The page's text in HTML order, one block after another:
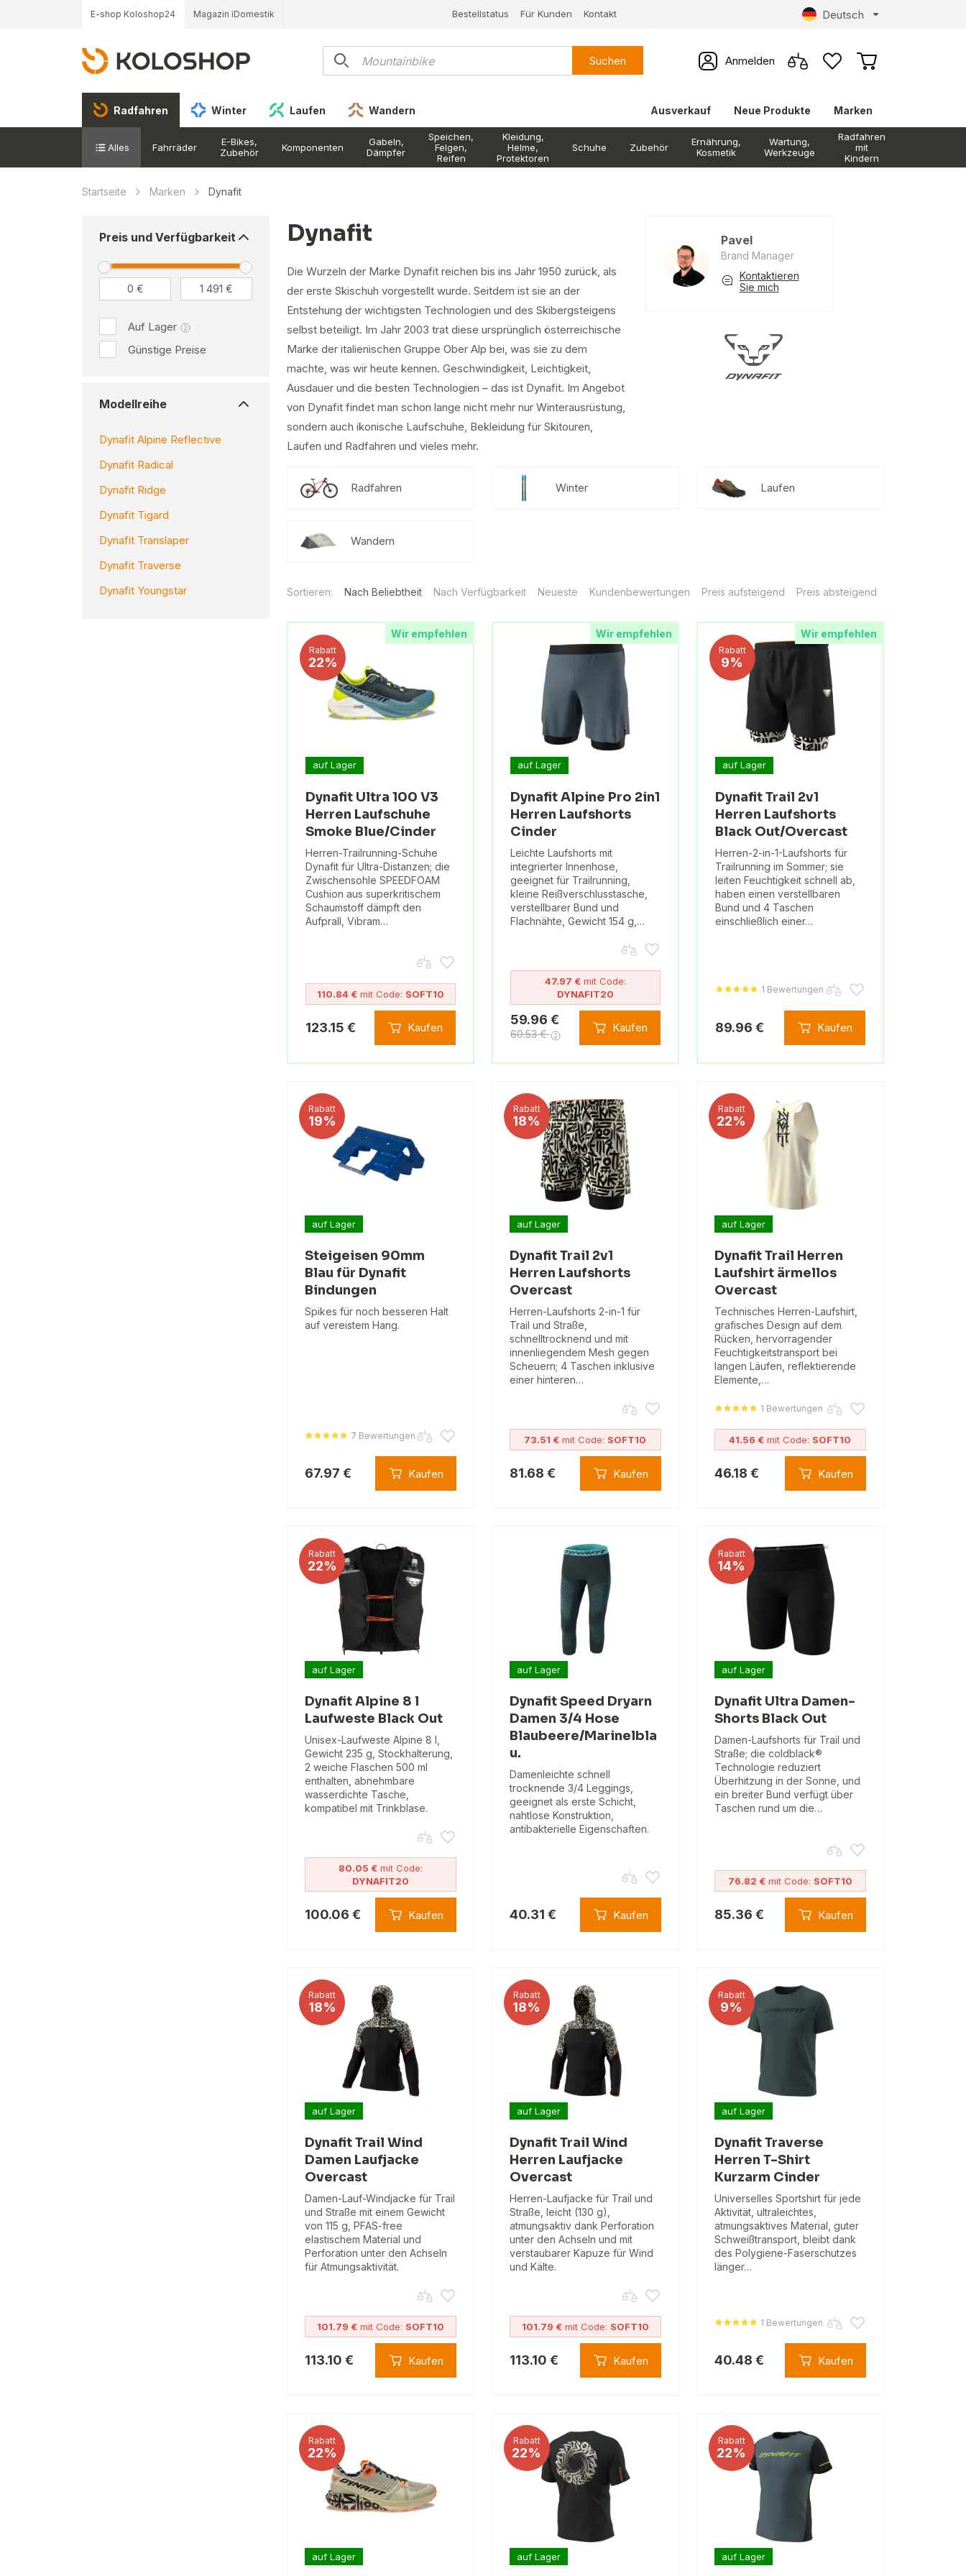
E-shop Koloshop24 Magazin iDomestik Bestellstatus Für Kunden Kontakt Deutsch
Suchen Anmelden
Radfahren Winter Laufen Wandern Ausverkauf Neue Produkte Marken
Alles Fahrräder
E-Bikes,
Zubehör
Komponenten
Gabeln,
Dämpfer
Speichen,
Felgen,
Reifen
Kleidung,
Helme,
Protektoren
Schuhe Zubehör
Ernährung,
Kosmetik
Wartung,
Werkzeuge
Radfahren
mit
Kindern
Startseite Marken Dynafit
Preis und Verfügbarkeit
Auf Lager
Günstige Preise
Modellreihe
Dynafit Alpine Reflective
Dynafit Radical
Dynafit Ridge
Dynafit Tigard
Dynafit Translaper
Dynafit Traverse
Dynafit Youngstar
Dynafit
Die Wurzeln der Marke Dynafit reichen bis ins Jahr 1950 zurück, als
der erste Skischuh vorgestellt wurde. Seitdem ist sie an der
Entstehung der wichtigsten Technologien und des Skibergsteigens
selbst beteiligt. Im Jahr 2003 trat diese ursprünglich österreichische
Marke der italienischen Gruppe Ober Alp bei, was sie zu dem
machte, was wir heute kennen. Geschwindigkeit, Leichtigkeit,
Ausdauer und die besten Technologien – das ist Dynafit. Im Angebot
von Dynafit findet man schon lange nicht mehr nur Winterausrüstung,
sondern auch ikonische Laufschuhe, Bekleidung für Skitouren,
Laufen und Radfahren und vieles mehr.
Pavel
Brand Manager
Kontaktieren
Sie mich
Radfahren Winter Laufen
Wandern
Sortieren: Nach Beliebtheit Nach Verfügbarkeit Neueste Kundenbewertungen Preis aufsteigend Preis absteigend
Wir empfehlen
Rabatt
22%
auf Lager
Dynafit Ultra 100 V3
Herren Laufschuhe
Smoke Blue/Cinder
Herren-Trailrunning-Schuhe
Dynafit für Ultra-Distanzen; die
Zwischensohle SPEEDFOAM
Cushion aus superkritischem
Schaumstoff dämpft den
Aufprall, Vibram…
110.84 €mit Code: SOFT10
123.15 € Kaufen
Wir empfehlen
auf Lager
Dynafit Alpine Pro 2in1
Herren Laufshorts
Cinder
Leichte Laufshorts mit
integrierter Innenhose,
geeignet für Trailrunning,
kleine Reißverschlusstasche,
verstellbarer Bund und
Flachnähte, Gewicht 154 g,…
47.97 €mit Code:
DYNAFIT20
59.96 €
60.53 € Kaufen
Wir empfehlen
Rabatt
9%
auf Lager
Dynafit Trail 2v1
Herren Laufshorts
Black Out/Overcast
Herren-2-in-1-Laufshorts für
Trailrunning im Sommer; sie
leiten Feuchtigkeit schnell ab,
haben einen verstellbaren
Bund und 4 Taschen
einschließlich einer…
1 Bewertungen
89.96 € Kaufen
Rabatt
19%
auf Lager
Steigeisen 90mm
Blau für Dynafit
Bindungen
Spikes für noch besseren Halt
auf vereistem Hang.
7 Bewertungen
67.97 € Kaufen
Rabatt
18%
auf Lager
Dynafit Trail 2v1
Herren Laufshorts
Overcast
Herren-Laufshorts 2-in-1 für
Trail und Straße,
schnelltrocknend und mit
innenliegendem Mesh gegen
Scheuern; 4 Taschen inklusive
einer hinteren…
73.51 € mit Code: SOFT10
81.68 € Kaufen
Rabatt
22%
auf Lager
Dynafit Trail Herren
Laufshirt ärmellos
Overcast
Technisches Herren-Laufshirt,
grafisches Design auf dem
Rücken, hervorragender
Feuchtigkeitstransport bei
langen Läufen, reflektierende
Elemente,…
1 Bewertungen
41.56 € mit Code: SOFT10
46.18 € Kaufen
Rabatt
22%
auf Lager
Dynafit Alpine 8 l
Laufweste Black Out
Unisex-Laufweste Alpine 8 l,
Gewicht 235 g, Stockhalterung,
2 weiche Flaschen 500 ml
enthalten, abnehmbare
wasserdichte Tasche,
kompatibel mit Trinkblase.
80.05 €mit Code:
DYNAFIT20
100.06 € Kaufen
auf Lager
Dynafit Speed Dryarn
Damen 3/4 Hose
Blaubeere/Marinelbla
u.
Damenleichte schnell
trocknende 3/4 Leggings,
geeignet als erste Schicht,
nahtlose Konstruktion,
antibakterielle Eigenschaften.
40.31 € Kaufen
Rabatt
14%
auf Lager
Dynafit Ultra Damen-
Shorts Black Out
Damen-Laufshorts für Trail und
Straße; die coldblack®
Technologie reduziert
Überhitzung in der Sonne, und
ein breiter Bund verfügt über
Taschen rund um die…
76.82 €mit Code: SOFT10
85.36 € Kaufen
Rabatt
18%
auf Lager
Dynafit Trail Wind
Damen Laufjacke
Overcast
Damen-Lauf-Windjacke für Trail
und Straße mit einem Gewicht
von 115 g, PFAS-free
elastischem Material und
Perforation unter den Achseln
für Atmungsaktivität.
101.79 €mit Code: SOFT10
113.10 € Kaufen
Rabatt
18%
auf Lager
Dynafit Trail Wind
Herren Laufjacke
Overcast
Herren-Laufjacke für Trail und
Straße, leicht (130 g),
atmungsaktiv dank Perforation
unter den Achseln und mit
verstaubarer Kapuze für Wind
und Kälte.
101.79 €mit Code: SOFT10
113.10 € Kaufen
Rabatt
9%
auf Lager
Dynafit Traverse
Herren T-Shirt
Kurzarm Cinder
Universelles Sportshirt für jede
Aktivität, ultraleichtes,
atmungsaktives Material, guter
Schweißtransport, bleibt dank
des Polygiene-Faserschutzes
länger…
1 Bewertungen
40.48 € Kaufen
Rabatt
22%
auf Lager
Rabatt
22%
auf Lager
Rabatt
22%
auf Lager